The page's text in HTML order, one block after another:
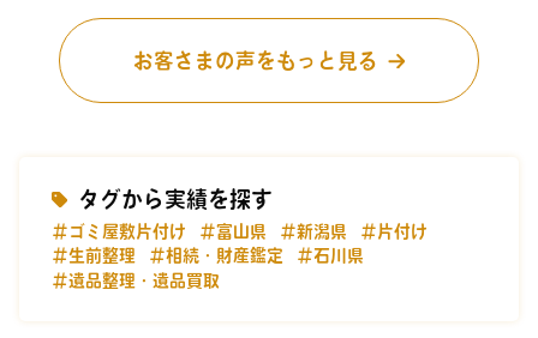
お客さまの声をもっと見る
タグから実績を探す
＃ゴミ屋敷片付け ＃富山県 ＃新潟県
＃片付け
＃生前整理
＃相続・財産鑑定
＃石川県
＃遺品整理・遺品買取